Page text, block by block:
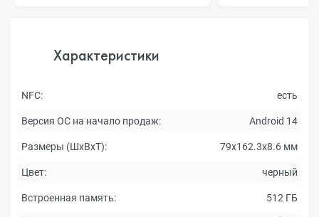
Характеристики
NFC: есть
Версия ОС на начало продаж: Android 14
Размеры (ШxВxТ): 79x162.3x8.6 мм
Цвет: черный
Встроенная память: 512 ГБ